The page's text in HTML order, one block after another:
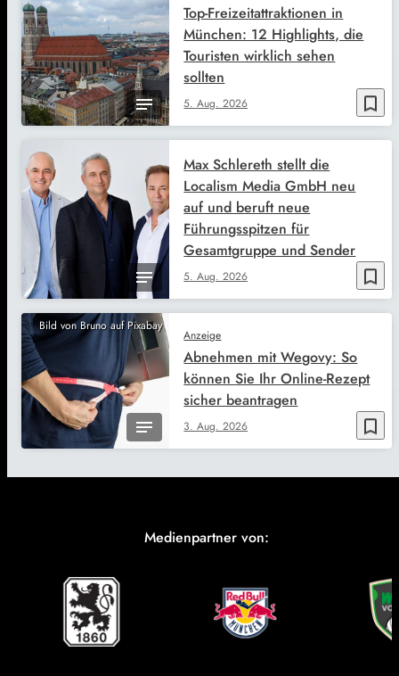
bookmark_border
5. Aug. 2026
Top-Freizeitattraktionen in
München: 12 Highlights, die
Touristen wirklich sehen
sollten
bookmark_border
5. Aug. 2026
Max Schlereth stellt die
Localism Media GmbH neu
auf und beruft neue
Führungsspitzen für
Gesamtgruppe und Sender
Bild von Bruno auf Pixabay
bookmark_border
Anzeige
3. Aug. 2026
Abnehmen mit Wegovy: So
können Sie Ihr Online-Rezept
sicher beantragen
Medienpartner von: